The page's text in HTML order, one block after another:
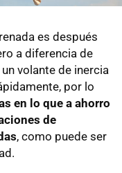
es después
a diferencia de
volante de inercia
por lo
en lo que a ahorro
de
, como puede ser